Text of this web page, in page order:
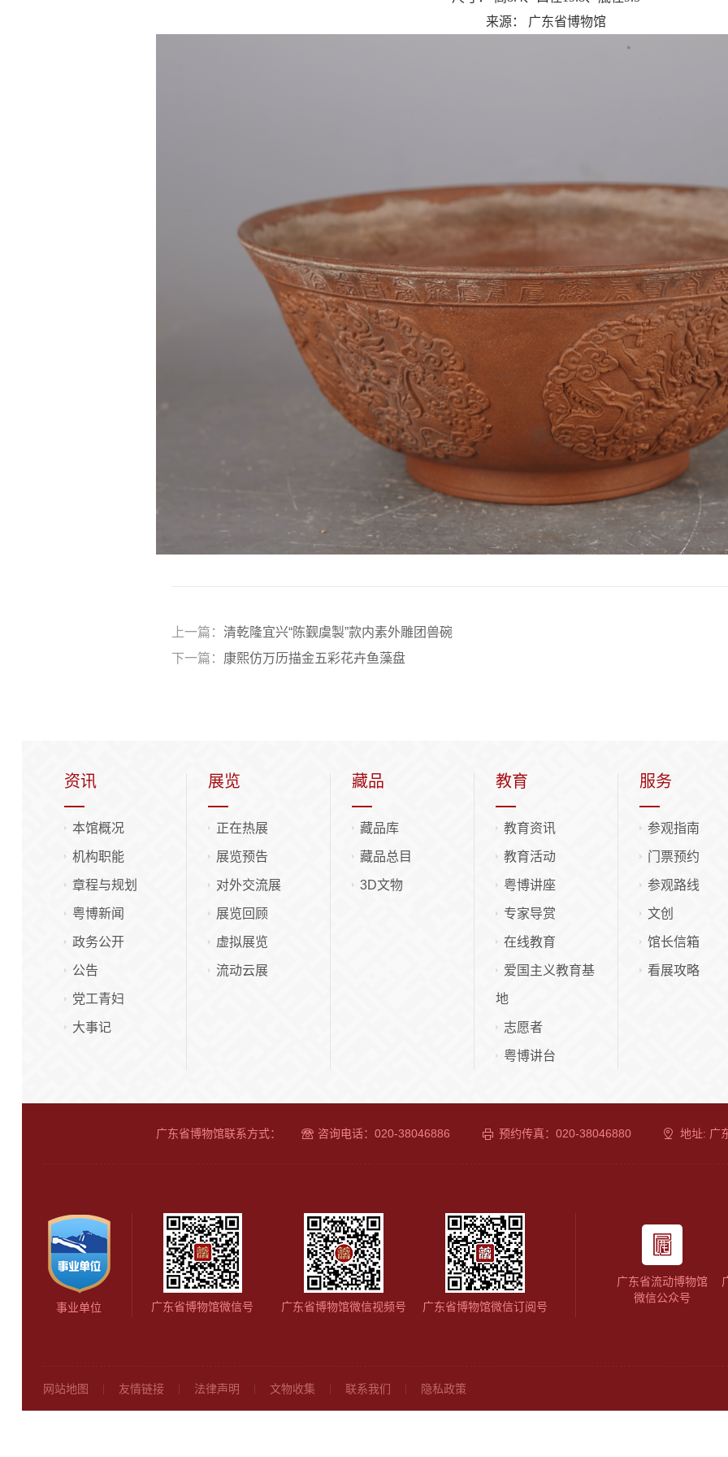
来源： 广东省博物馆
上一篇： 清乾隆宜兴“陈觐虞製”款内素外雕团兽碗
下一篇： 康熙仿万历描金五彩花卉鱼藻盘
资讯
本馆概况
机构职能
章程与规划
粤博新闻
政务公开
公告
党工青妇
大事记
展览
正在热展
展览预告
对外交流展
展览回顾
虚拟展览
流动云展
藏品
藏品库
藏品总目
3D文物
教育
教育资讯
教育活动
粤博讲座
专家导赏
在线教育
爱国主义教育基
地
志愿者
粤博讲台
服务
参观指南
门票预约
参观路线
文创
馆长信箱
看展攻略
广东省博物馆联系方式： 咨询电话：020-38046886 预约传真：020-38046880 地址: 广
事业单位 广东省博物馆微信号 广东省博物馆微信视频号 广东省博物馆微信订阅号
广东省流动博物馆
微信公众号
网站地图 | 友情链接 | 法律声明 | 文物收集 | 联系我们 | 隐私政策